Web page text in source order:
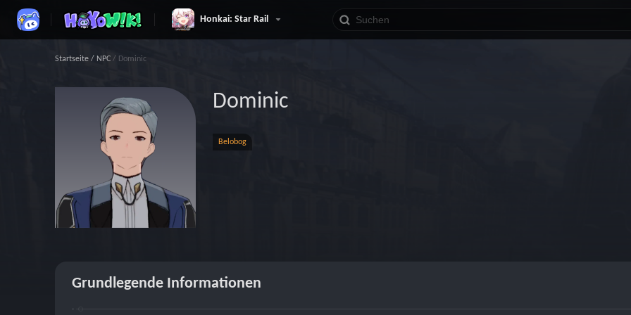
Honkai: Star Rail
Startseite / NPC / Dominic
Dominic
Belobog
Grundlegende Informationen